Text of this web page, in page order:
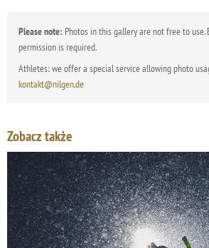
Please note: Photos in this gallery are not free to use.
permission is required.
Athletes: we offer a special service allowing photo
kontakt@nilgen.de
Zobacz także